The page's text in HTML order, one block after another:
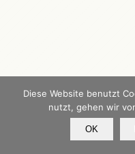
Diese Website benutzt
nutzt, gehen wir
OK